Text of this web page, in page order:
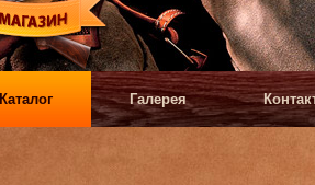
Каталог Галерея